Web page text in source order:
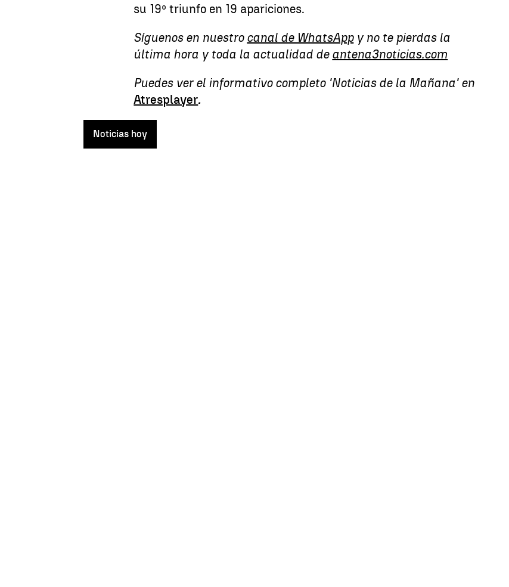
su 19º triunfo en 19 apariciones.
Síguenos en nuestro canal de WhatsAppy no te pierdas la
última hora y toda la actualidad de antena3noticias.com
Puedes ver el informativo completo 'Noticias de la Mañana' en
Atresplayer.
Noticias hoy